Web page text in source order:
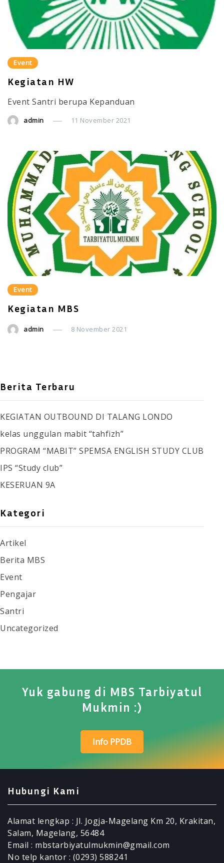
Event
Kegiatan HW
Event Santri berupa Kepanduan
admin 11 November 2021
Event
Kegiatan MBS
admin 8 November 2021
Berita Terbaru
KEGIATAN OUTBOUND DI TALANG LONDO
kelas unggulan mabit “tahfizh”
PROGRAM “MABIT” SPEMSA ENGLISH STUDY CLUB
IPS “Study club”
KESERUAN 9A
Kategori
Artikel
Berita MBS
Event
Pengajar
Santri
Uncategorized
Yuk gabung di MBS Tarbiyatul
Mukmin :)
Info PPDB
Hubungi Kami
Alamat lengkap : Jl. Jogja-Magelang Km 20, Krakitan,
Salam, Magelang, 56484
Email : mbstarbiyatulmukmin@gmail.com
No telp kantor : (0293) 588241